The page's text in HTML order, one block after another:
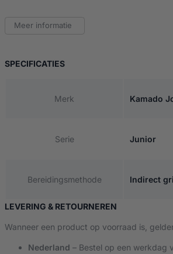
Maakt indirect grillen en slow
Eenvoudig te plaatsen en schoon te
Meer informatie
SPECIFICATIESVAN KAMADO JOE PLATE
Merk Kamado
Serie Junior
Bereidingsmethode Indirect
LEVERING & RETOURNEREN
Wanneer een product op voorraad is,
Nederland – Bestel op een werkdag